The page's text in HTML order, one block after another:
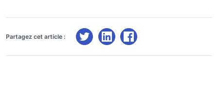
Partagez cet article :